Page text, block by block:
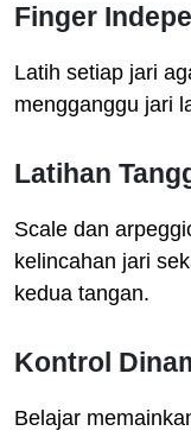
Finger
Latih setiap jari
mengganggu jari
Latihan
Scale dan
kelincahan jari
kedua tangan.
Kontrol
Belajar